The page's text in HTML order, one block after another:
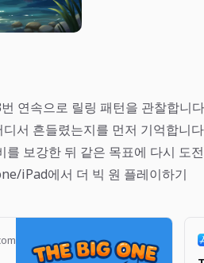
연속으로 릴링 패턴을 관찰합니
서 흔들렸는지를 먼저 기억합니
를 보강한 뒤 같은 목표에 다시 도
iPad에서 더 빅 원 플레이하기